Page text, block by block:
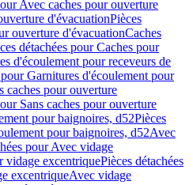
Avec caches pour ouverture
d'évacuationPièces
ouverture d'évacuationCaches
détachées pour Caches pour
d'écoulement pour receveurs de
pour Garnitures d'écoulement pour
caches pour ouverture
Sans caches pour ouverture
pour baignoires, d52Pièces
pour baignoires, d52Avec
pour Avec vidage
vidage excentriquePièces détachées
excentriqueAvec vidage